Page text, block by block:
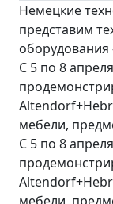
Немецкие
представим
С 5 по 8
мебели,
С 5 по 8